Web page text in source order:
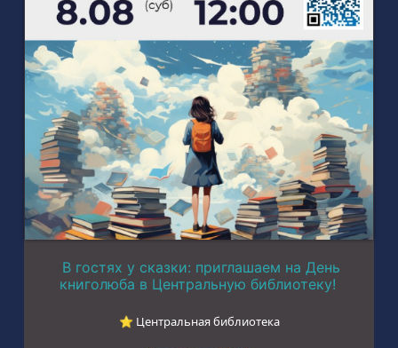
В гостях у сказки: приглашаем на День
книголюба в Центральную библиотеку!
⭐︎ Центральная библиотека